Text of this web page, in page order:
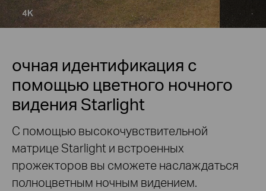
очная идентификация с
помощью цветного ночного
видения Starlight
С помощью высокочувствительной
матрице Starlight и встроенных
прожекторов вы сможете наслаждаться
полноцветным ночным видением.